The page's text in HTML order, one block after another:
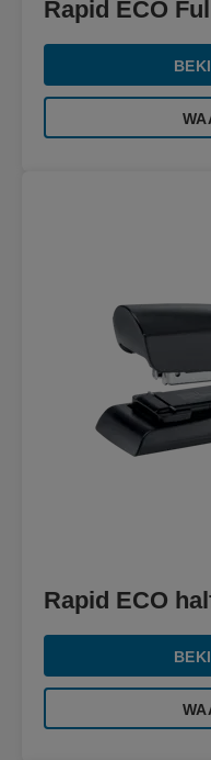
Rapid ECO
Rapid ECO